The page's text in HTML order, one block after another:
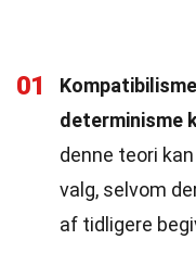
01
determinisme
denne teori
valg, selvom
af tidligere